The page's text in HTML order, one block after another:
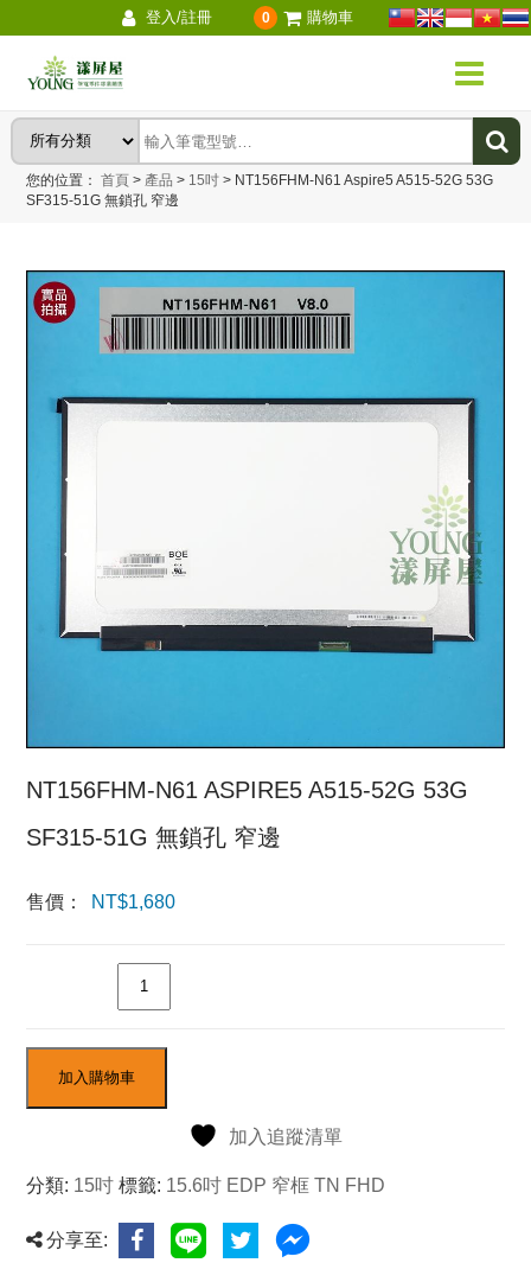
登入/註冊 0 購物車
您的位置：首頁 > 產品 > 15吋 > NT156FHM-N61 Aspire5 A515-52G 53G
SF315-51G 無鎖孔 窄邊
NT156FHM-N61 ASPIRE5 A515-52G 53G
SF315-51G 無鎖孔 窄邊
售價： NT$1,680
加入購物車
加入追蹤清單
分類: 15吋 標籤: 15.6吋 EDP 窄框 TN FHD
分享至: